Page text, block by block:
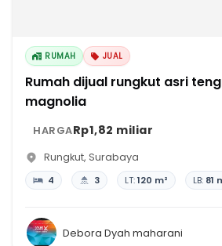
RUMAH JUAL
Rumah dijual rungkut asri
magnolia
HARGARp1,82 miliar
Rungkut, Surabaya
4 3 LT:120 m² LB: 81
Debora Dyah maharani